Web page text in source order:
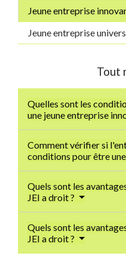
Jeune entreprise
Jeune entreprise
Tout
Quelles sont les
une jeune entreprise
Comment vérifier si
conditions pour être une
Quels sont les
JEI a droit ?
Quels sont les
JEI a droit ?